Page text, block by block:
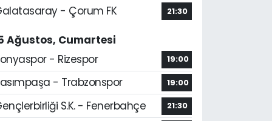
- Çorum FK
21:30
Ağustos, Cumartesi
- Rizespor
19:00
- Trabzonspor 19:00
S.K. - Fenerbahçe 21:30